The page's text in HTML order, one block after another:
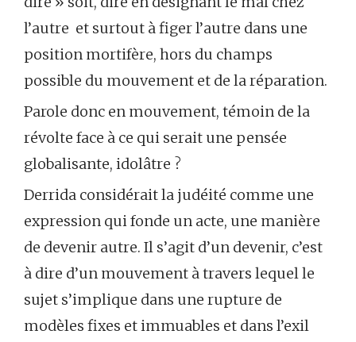
l’autre et surtout à figer l’autre dans une
position mortifère, hors du champs
possible du mouvement et de la réparation.
Parole donc en mouvement, témoin de la
révolte face à ce qui serait une pensée
globalisante, idolâtre ?
Derrida considérait la judéité comme une
expression qui fonde un acte, une manière
de devenir autre. Il s’agit d’un devenir, c’est
à dire d’un mouvement à travers lequel le
sujet s’implique dans une rupture de
modèles fixes et immuables et dans l’exil